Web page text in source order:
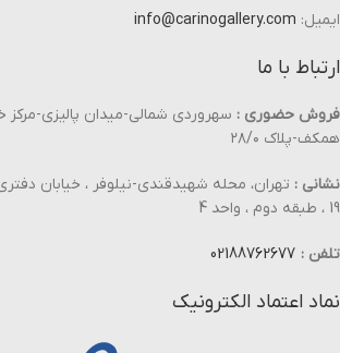
ایمیل: info@carinogallery.com
ارتباط با ما
فروش حضوری : سهروردی شمالی-میدان پالیزی-
همکف-پلاک ۲۸/۰
نشانی : تهران، محله شهیدقندی-نیلوفر ، خیابان
19 ، طبقه دوم ، واحد 4
تلفن : 02188762677
نماد اعتماد الکترونیک